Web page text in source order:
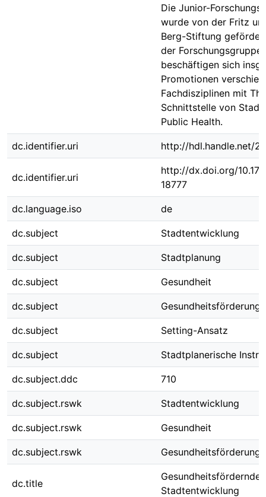
Die Junior-
wurde von der Fritz
Berg-Stiftung
der Forschungsgruppe
beschäftigen sich
Promotionen
Fachdisziplinen mit
Schnittstelle von
Public Health.
dc.identifier.uri http://hdl.handle.net/
dc.identifier.uri
http://dx.doi.org/
18777
dc.language.iso de
dc.subject Stadtentwicklung
dc.subject Stadtplanung
dc.subject Gesundheit
dc.subject Gesundheitsförderung
dc.subject Setting-Ansatz
dc.subject Stadtplanerische
dc.subject.ddc 710
dc.subject.rswk Stadtentwicklung
dc.subject.rswk Gesundheit
dc.subject.rswk Gesundheitsförderung
dc.title
Gesundheitsfördernde
Stadtentwicklung